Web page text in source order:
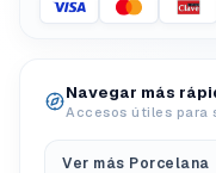
Navegar más
Accesos útiles para
Ver más Porcelana